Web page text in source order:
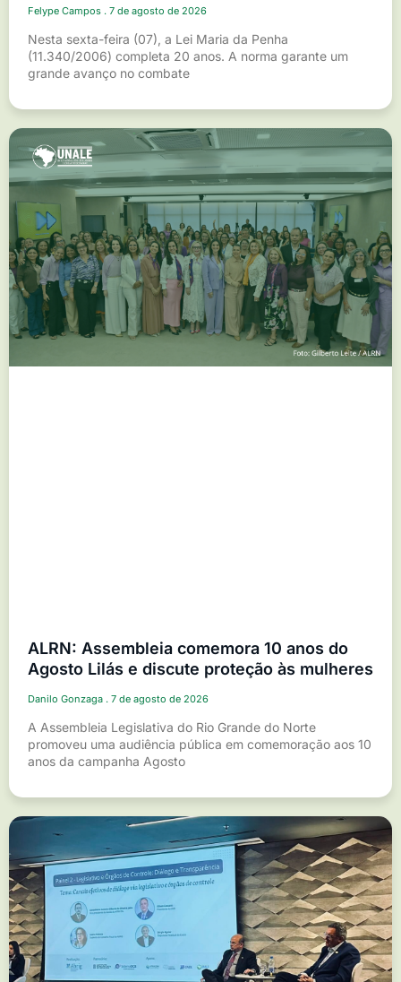
Felype Campos 7 de agosto de 2026
Nesta sexta-feira (07), a Lei Maria da Penha
(11.340/2006) completa 20 anos. A norma garante um
grande avanço no combate
ALRN: Assembleia comemora 10 anos do
Agosto Lilás e discute proteção às mulheres
Danilo Gonzaga 7 de agosto de 2026
A Assembleia Legislativa do Rio Grande do Norte
promoveu uma audiência pública em comemoração aos 10
anos da campanha Agosto